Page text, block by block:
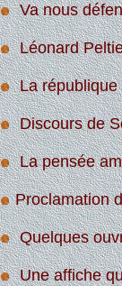
Va nous
Léonard
La république
Discours de
La pensée
Proclamation
Quelques
Une affiche